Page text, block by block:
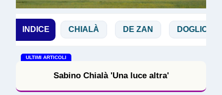
INDICECHIALÀ DE ZAN DOGLIO
ULTIMI ARTICOLI
Sabino Chialà 'Una luce altra'